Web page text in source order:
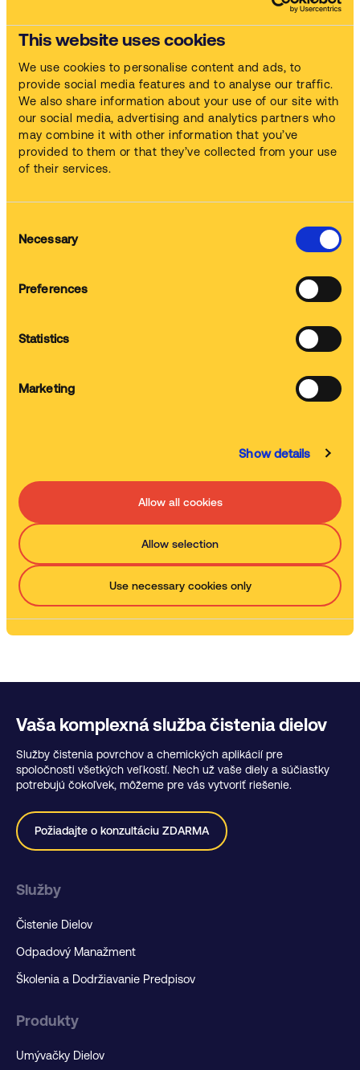
This website uses cookies
We use cookies to personalise content and ads, to
provide social media features and to analyse our traffic.
We also share information about your use of our site with
our social media, advertising and analytics partners who
may combine it with other information that you’ve
provided to them or that they’ve collected from your use
of their services.
Necessary
Preferences
Statistics
Marketing
Show details
Allow all cookies
Allow selection
Use necessary cookies only
Naše prvotriedne stroje na čistenie dielov a chemikálie
zvládnu všetky druhy súčiastok a nečistôt.
Pozrite si video
Náš komplexný servis
Servis
Vaša komplexná služba čistenia dielov
Služby čistenia povrchov a chemických aplikácií pre
spoločnosti všetkých veľkostí. Nech už vaše diely a súčiastky
potrebujú čokoľvek, môžeme pre vás vytvoriť riešenie.
Požiadajte o konzultáciu ZDARMA
Služby
Čistenie Dielov
Odpadový Manažment
Školenia a Dodržiavanie Predpisov
Produkty
Umývačky Dielov